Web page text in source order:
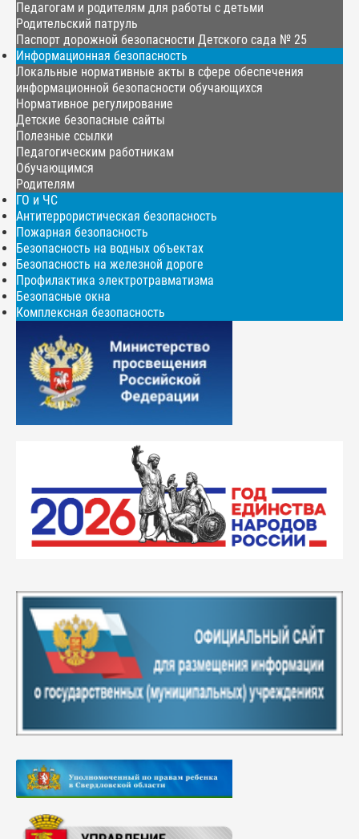
Педагогам и родителям для работы с детьми
Родительский патруль
Паспорт дорожной безопасности Детского сада № 25
Информационная безопасность
Локальные нормативные акты в сфере обеспечения
информационной безопасности обучающихся
Нормативное регулирование
Детские безопасные сайты
Полезные ссылки
Педагогическим работникам
Обучающимся
Родителям
ГО и ЧС
Антитеррористическая безопасность
Пожарная безопасность
Безопасность на водных объектах
Безопасность на железной дороге
Профилактика электротравматизма
Безопасные окна
Комплексная безопасность